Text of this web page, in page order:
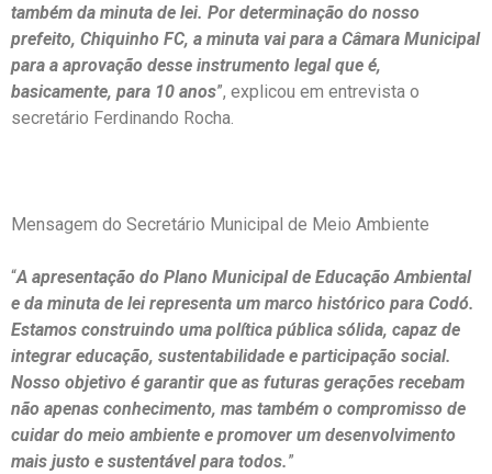
também da minuta de lei. Por determinação do nosso
prefeito, Chiquinho FC, a minuta vai para a Câmara Municipal
para a aprovação desse instrumento legal que é,
basicamente, para 10 anos”, explicou em entrevista o
secretário Ferdinando Rocha.
Mensagem do Secretário Municipal de Meio Ambiente
“A apresentação do Plano Municipal de Educação Ambiental
e da minuta de lei representa um marco histórico para Codó.
Estamos construindo uma política pública sólida, capaz de
integrar educação, sustentabilidade e participação social.
Nosso objetivo é garantir que as futuras gerações recebam
não apenas conhecimento, mas também o compromisso de
cuidar do meio ambiente e promover um desenvolvimento
mais justo e sustentável para todos.”